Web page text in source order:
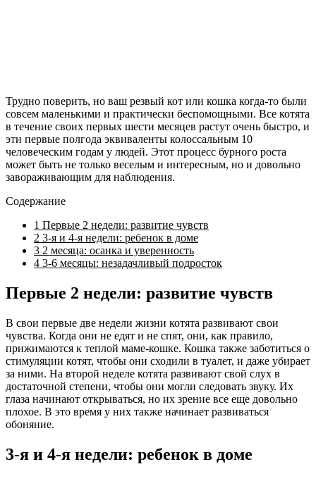
Трудно поверить, но ваш резвый кот или кошка когда-то были
совсем маленькими и практически беспомощными. Все котята
в течение своих первых шести месяцев растут очень быстро, и
эти первые полгода эквиваленты колоссальным 10
человеческим годам у людей. Этот процесс бурного роста
может быть не только веселым и интересным, но и довольно
завораживающим для наблюдения.
Содержание
1 Первые 2 недели: развитие чувств
2 3-я и 4-я недели: ребенок в доме
3 2 месяца: осанка и уверенность
4 3-6 месяцы: незадачливый подросток
Первые 2 недели: развитие чувств
В свои первые две недели жизни котята развивают свои
чувства. Когда они не едят и не спят, они, как правило,
прижимаются к теплой маме-кошке. Кошка также заботиться о
стимуляции котят, чтобы они сходили в туалет, и даже убирает
за ними. На второй неделе котята развивают свой слух в
достаточной степени, чтобы они могли следовать звуку. Их
глаза начинают открываться, но их зрение все еще довольно
плохое. В это время у них также начинает развиваться
обоняние.
3-я и 4-я недели: ребенок в доме